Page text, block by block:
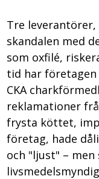
Tre
skandalen med
som oxfilé,
tid har företagen
CKA
reklamationer
frysta köttet,
företag, hade
och "ljust" –